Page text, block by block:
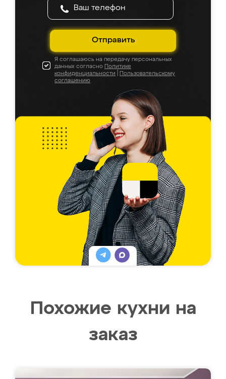
Отправить
Я соглашаюсь на передачу персональных
данных согласно Политике
конфиденциальности
Пользовательскому
соглашению
Похожие кухни на
заказ